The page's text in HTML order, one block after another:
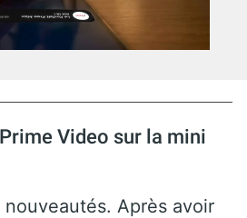
Video sur la mini
Après avoir